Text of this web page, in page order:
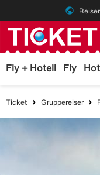
public
Fly + Hotell Fly
Ticket Gruppereiser